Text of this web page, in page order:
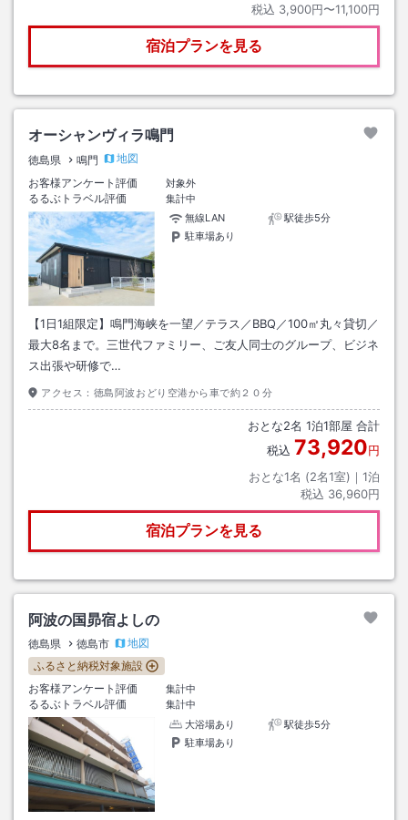
税込 3,900円〜11,100円
宿泊プランを見る
オーシャンヴィラ鳴門
徳島県 鳴門
地図
お客様アンケート評価
対象外
るるぶトラベル評価
集計中
無線LAN
駅徒歩5分
駐車場あり
【1日1組限定】鳴門海峡を一望／テラス／BBQ／100㎡丸々貸切／
最大8名まで。三世代ファミリー、ご友人同士のグループ、ビジネ
ス出張や研修で…
アクセス： 徳島阿波おどり空港から車で約２０分
おとな2名 1泊1部屋 合計
税込 73,920円
おとな1名 (2名1室)｜ 1泊
税込 36,960円
宿泊プランを見る
阿波の国昴宿よしの
徳島県 徳島市
地図
ふるさと納税対象施設
お客様アンケート評価
集計中
るるぶトラベル評価
集計中
大浴場あり
駅徒歩5分
駐車場あり